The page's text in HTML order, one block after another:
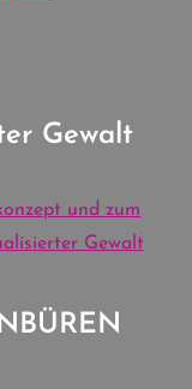
Gewalt
und zum
Gewalt